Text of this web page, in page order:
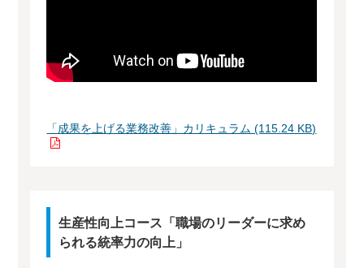
「成果を上げる業務改善」カリキュラム (115.24 KB)
生産性向上コース「職場のリーダーに求め
られる統率力の向上」